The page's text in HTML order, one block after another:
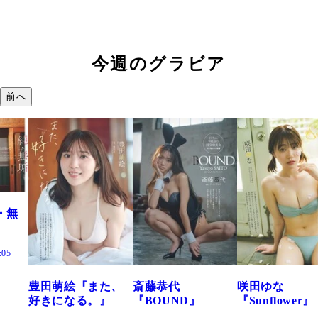
今週のグラビア
前へ
また、
。』
斎藤恭代
『BOUND』
咲田ゆな
『Sunflower』
藤水咲桜
だまり』